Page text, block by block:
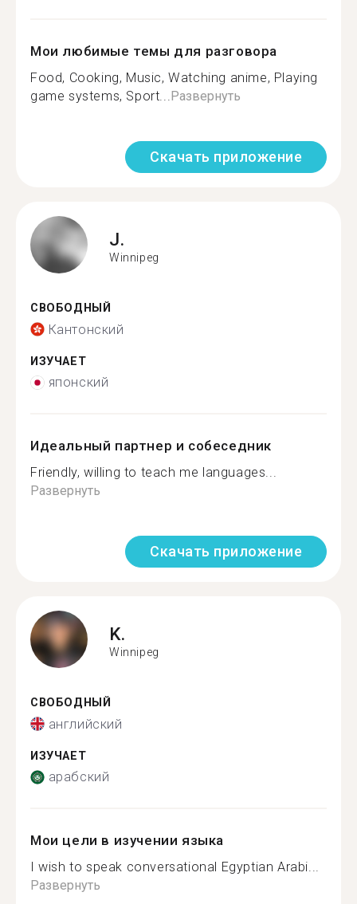
Мои любимые темы для разговора
Food, Cooking, Music, Watching anime, Playing
game systems, Sport...Развернуть
Скачать приложение
J.
Winnipeg
СВОБОДНЫЙ
Кантонский
ИЗУЧАЕТ
японский
Идеальный партнер и собеседник
Friendly, willing to teach me languages...
Развернуть
Скачать приложение
K.
Winnipeg
СВОБОДНЫЙ
английский
ИЗУЧАЕТ
арабский
Мои цели в изучении языка
I wish to speak conversational Egyptian Arabi...
Развернуть